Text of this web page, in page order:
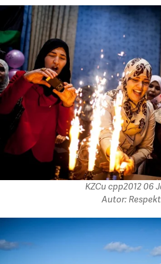
KZCu cpp2012 06
Autor: Respekt